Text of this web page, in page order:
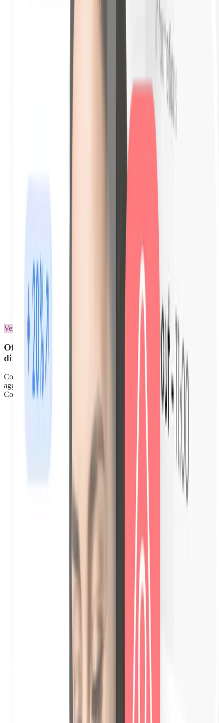
Esportazione PDF per assicurazione
Vendita di servizi aggiuntivi
Offri servizi aggiuntivi ai tuoi ospiti dal tuo manuale
di benvenuto
Colazione, noleggio bici, pulizie a metà soggiorno, offri servizi
aggiuntivi ai tuoi ospiti senza inviare un solo messaggio.
Consultano, decidono e pagano.